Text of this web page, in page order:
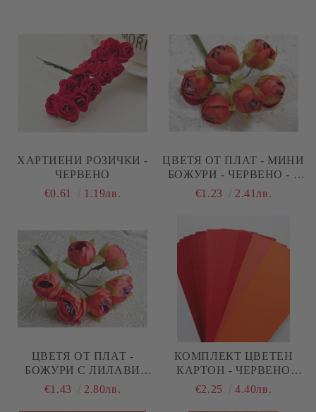
ХАРТИЕНИ РОЗИЧКИ -
ЧЕРВЕНО
€0.61
1.19лв.
ЦВЕТЯ ОТ ПЛАТ - МИНИ
БОЖУРИ - ЧЕРВЕНО - 6
БР.
€1.23 2.41лв.
ЦВЕТЯ ОТ ПЛАТ -
БОЖУРИ С ЛИЛАВИ
ТИЧИНКИ- ЧЕРВЕНО - 6
€1.43 2.80лв.
КОМПЛЕКТ ЦВЕТЕН
КАРТОН - ЧЕРВЕНО
МИКС - 6,70 Х 30 СМ - 35
€2.25 4.40лв.